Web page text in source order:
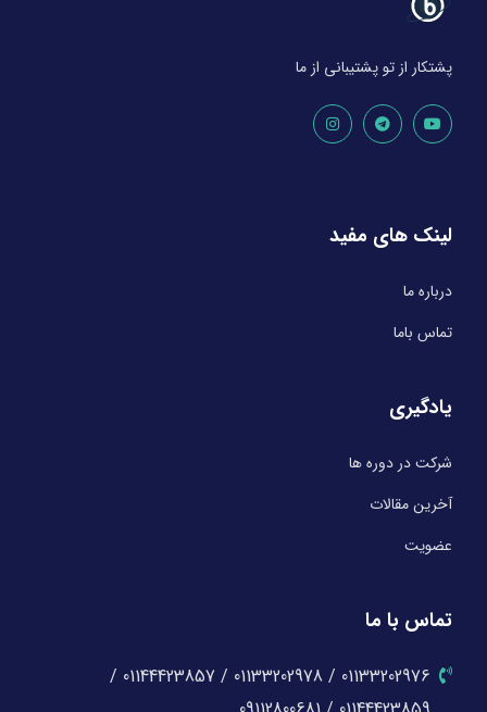
پشتکار از تو پشتیبانی از ما
لینک های مفید
درباره ما
تماس باما
یادگیری
شرکت در دوره ها
آخرین مقالات
عضویت
تماس با ما
01133202976 / 01133202978 / 01144423857 /